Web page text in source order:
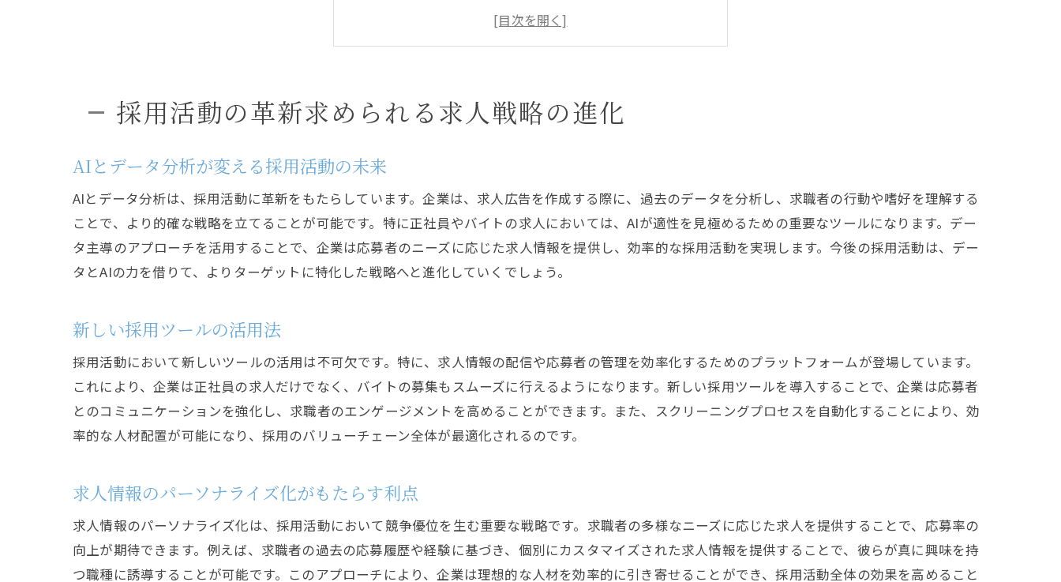
求人情報のパーソナライズ化がもたらす利点
非伝統的な求人チャネルの活用
リモートワーク時代に適応した求人戦略
求人市場の変化に伴う採用活動の最適化
競争優位を確立するための採用活動の革新
フリーランスやギグワーカーの採用戦略
求められるスキルセットの変化に対応する方法
ビジュアルコンテンツで差別化を図る
求職者に響く価値提案の明確化
SEOを活用した求人情報の展開
応募動機を高める企業情報の発信
異なる雇用形態のニーズを理解する
柔軟な働き方を提案する採用戦略
採用活動の革新求められる求人戦略の進化
AIとデータ分析が変える採用活動の未来
AIとデータ分析は、採用活動に革新をもたらしています。企業は、求人広告を作成する際に、過去のデータを分析し、求職者の行動や嗜好を理解する
ことで、より的確な戦略を立てることが可能です。特に正社員やバイトの求人においては、AIが適性を見極めるための重要なツールになります。デー
タ主導のアプローチを活用することで、企業は応募者のニーズに応じた求人情報を提供し、効率的な採用活動を実現します。今後の採用活動は、デー
タとAIの力を借りて、よりターゲットに特化した戦略へと進化していくでしょう。
新しい採用ツールの活用法
採用活動において新しいツールの活用は不可欠です。特に、求人情報の配信や応募者の管理を効率化するためのプラットフォームが登場しています。
これにより、企業は正社員の求人だけでなく、バイトの募集もスムーズに行えるようになります。新しい採用ツールを導入することで、企業は応募者
とのコミュニケーションを強化し、求職者のエンゲージメントを高めることができます。また、スクリーニングプロセスを自動化することにより、効
率的な人材配置が可能になり、採用のバリューチェーン全体が最適化されるのです。
求人情報のパーソナライズ化がもたらす利点
求人情報のパーソナライズ化は、採用活動において競争優位を生む重要な戦略です。求職者の多様なニーズに応じた求人を提供することで、応募率の
向上が期待できます。例えば、求職者の過去の応募履歴や経験に基づき、個別にカスタマイズされた求人情報を提供することで、彼らが真に興味を持
つ職種に誘導することが可能です。このアプローチにより、企業は理想的な人材を効率的に引き寄せることができ、採用活動全体の効果を高めること